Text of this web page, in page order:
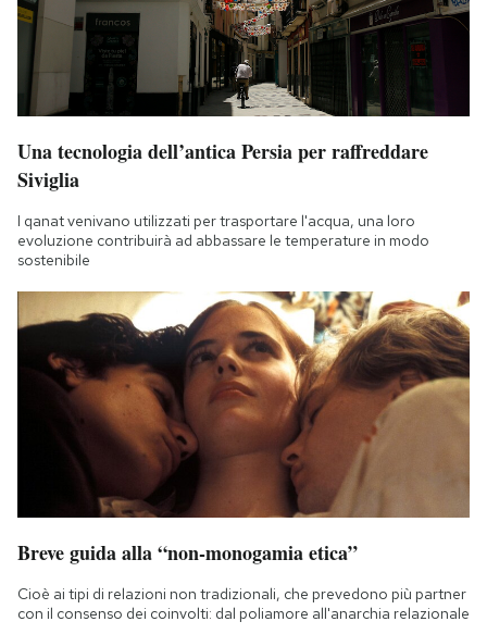
Una tecnologia dell’antica Persia per raffreddare
Siviglia
I qanat venivano utilizzati per trasportare l'acqua, una loro
evoluzione contribuirà ad abbassare le temperature in modo
sostenibile
Breve guida alla “non-monogamia etica”
Cioè ai tipi di relazioni non tradizionali, che prevedono più partner
con il consenso dei coinvolti: dal poliamore all'anarchia relazionale